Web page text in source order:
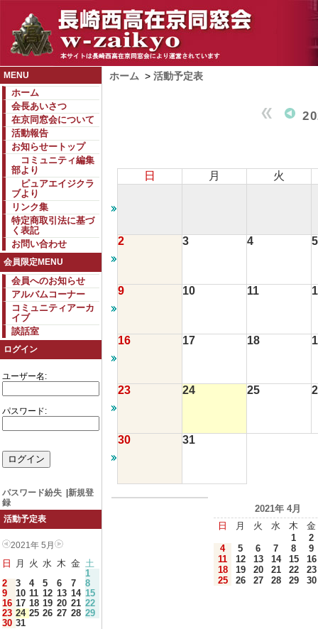
MENU
ホーム
会長あいさつ
在京同窓会について
活動報告
お知らせートップ
コミュニティ編集
部より
ピュアエイジクラ
ブより
リンク集
特定商取引法に基づ
く表記
お問い合わせ
会員限定MENU
会員へのお知らせ
アルバムコーナー
コミュニティアーカ
イブ
談話室
ログイン
ユーザー名:
パスワード:
パスワード紛失
新規登
録
活動予定表
2021年 5月
日 月 火 水 木 金 土
1
2
3 4 5 6 7
8
9
10 11 12 13 14 15
16 17 18 19 20 21 22
23 24 25 26 27 28 29
30 31
ホーム > 活動予定表
日 月 火
2 3 4 5
9 10 11
16 17 18
23 24 25
30 31
2021年 4月
日
月 火 水 木
金
1
2
4
5 6 7 8
9
11
12 13 14 15
16
18
19 20 21 22
23
25
26 27 28 29 30